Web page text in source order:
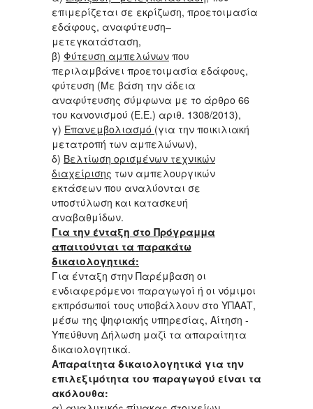
επιμερίζεται σε εκρίζωση, προετοιμασία
εδάφους, αναφύτευση–
μετεγκατάσταση,
β) Φύτευση αμπελώνων που
περιλαμβάνει προετοιμασία εδάφους,
φύτευση (Με βάση την άδεια
αναφύτευσης σύμφωνα με το άρθρο 66
του κανονισμού (Ε.Ε.) αριθ. 1308/2013),
γ) Επανεμβολιασμό (για την ποικιλιακή
μετατροπή των αμπελώνων),
δ) Βελτίωση ορισμένων τεχνικών
διαχείρισης των αμπελουργικών
εκτάσεων που αναλύονται σε
υποστύλωση και κατασκευή
αναβαθμίδων.
Για την ένταξη στο Πρόγραμμα
απαιτούνται τα παρακάτω
δικαιολογητικά:
Για ένταξη στην Παρέμβαση οι
ενδιαφερόμενοι παραγωγοί ή οι νόμιμοι
εκπρόσωποί τους υποβάλλουν στο ΥΠΑΑΤ,
μέσω της ψηφιακής υπηρεσίας, Αίτηση -
Υπεύθυνη Δήλωση μαζί τα απαραίτητα
δικαιολογητικά.
Απαραίτητα δικαιολογητικά για την
επιλεξιμότητα του παραγωγού είναι τα
ακόλουθα: